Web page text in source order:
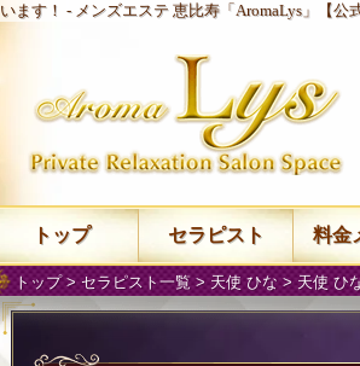
います！ - メンズエステ 恵比寿「AromaLys」【公式
トップ> セラピスト一覧>天使 ひな > 天使 ひ
トップ セラピスト 料金